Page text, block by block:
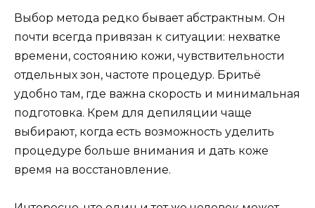
Выбор метода редко бывает абстрактным. Он
почти всегда привязан к ситуации: нехватке
времени, состоянию кожи, чувствительности
отдельных зон, частоте процедур. Бритьё
удобно там, где важна скорость и минимальная
подготовка. Крем для депиляции чаще
выбирают, когда есть возможность уделить
процедуре больше внимания и дать коже
время на восстановление.